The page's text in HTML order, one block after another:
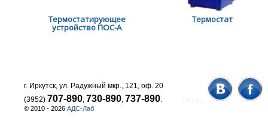
Термостатирующее
устройство ПОС-А
Термостат
© 2010 - 2026 АДС-Лаб
г. Иркутск, ул. Радужный мкр., 121, оф. 20
(3952) 707-890, 730-890, 737-890.